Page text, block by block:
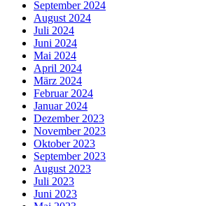
September 2024
August 2024
Juli 2024
Juni 2024
Mai 2024
April 2024
März 2024
Februar 2024
Januar 2024
Dezember 2023
November 2023
Oktober 2023
September 2023
August 2023
Juli 2023
Juni 2023